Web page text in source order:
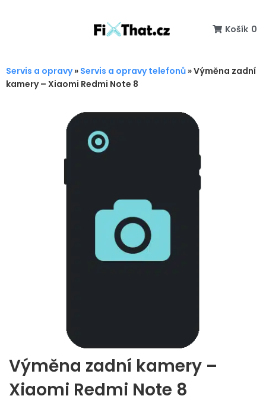
Košík 0
Servis a opravy» Servis a opravy telefonů »Výměna zadní
kamery – Xiaomi Redmi Note 8
Výměna zadní kamery –
Xiaomi Redmi Note 8